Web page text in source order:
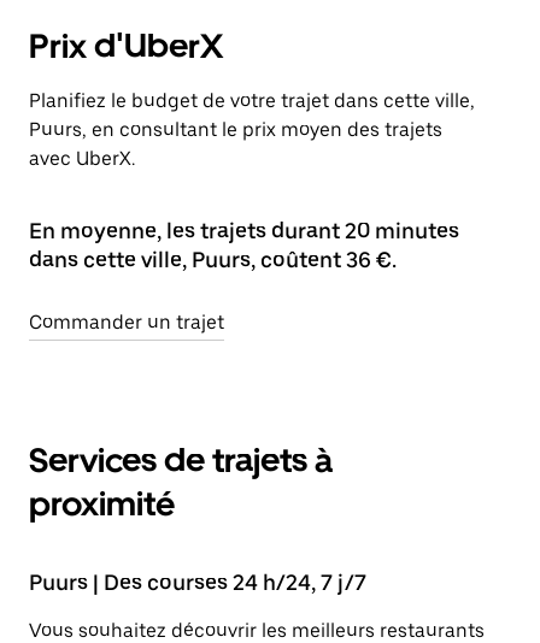
Prix d'UberX
Planifiez le budget de votre trajet dans cette ville,
Puurs, en consultant le prix moyen des trajets
avec UberX.
En moyenne, les trajets durant 20 minutes
dans cette ville, Puurs, coûtent 36 €.
Commander un trajet
Services de trajets à
proximité
Puurs | Des courses 24 h/24, 7 j/7
Vous souhaitez découvrir les meilleurs restaurants